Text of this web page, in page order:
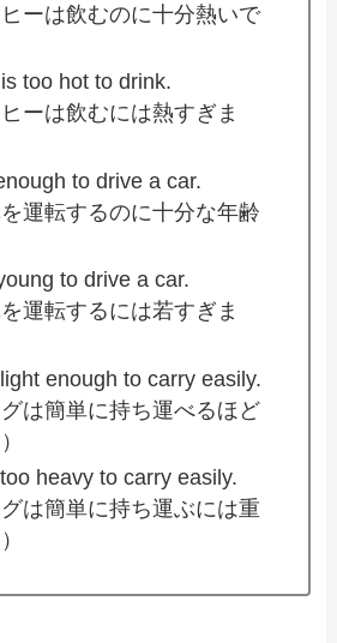
ヒーは飲むのに十分熱いで
too hot to drink.
ヒーは飲むには熱すぎま
to drive a car.
を運転するのに十分な年齢
to drive a car.
を運転するには若すぎま
enough to carry easily.
グは簡単に持ち運べるほど
heavy to carry easily.
グは簡単に持ち運ぶには重